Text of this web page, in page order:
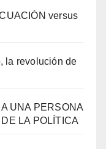
versus
la revolución de
UNA PERSONA
LA POLÍTICA